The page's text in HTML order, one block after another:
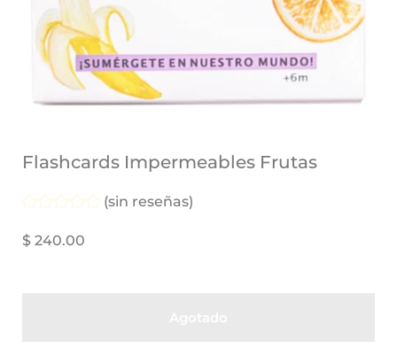
Flashcards Impermeables Frutas
(sin reseñas)
$ 240.00